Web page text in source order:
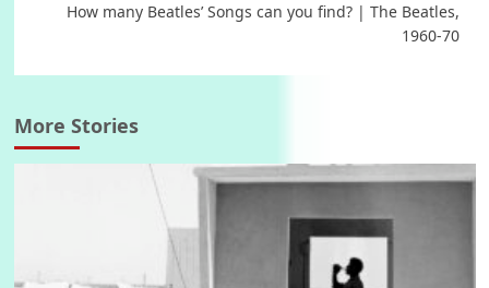
How many Beatles’ Songs can you find? | The Beatles,
1960-70
More Stories